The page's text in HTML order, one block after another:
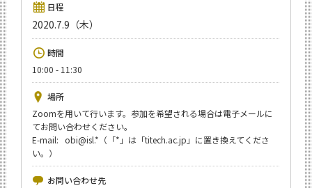
日程
2020.7.9（木）
時間
10:00 - 11:30
場所
Zoomを用いて行います。参加を希望される場合は電子メールに
てお問い合わせください。
E-mail: obi@isl.*（「*」は「titech.ac.jp」に置き換えてくださ
い。）
お問い合わせ先
Admissions
情報通信系 News
News
イベントカレンダー
Event Calendar
今後のイベント
今後の課程別イベント